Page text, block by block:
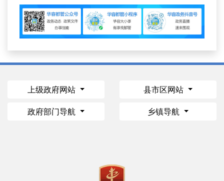
上级政府网站 县市区网站
政府部门导航 乡镇导航